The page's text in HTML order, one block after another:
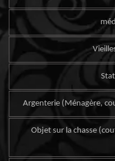
Argenterie (Ménagère,
Objet sur la chasse